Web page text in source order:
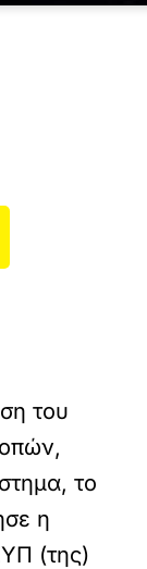
του
το
η
(της)